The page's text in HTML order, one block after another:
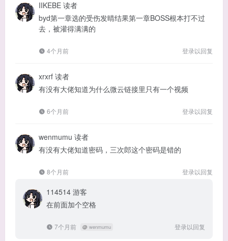
IIKEBE 读者
byd第一章选的受伤发晴结果第一章BOSS根本打不过
去，被灌得满满的
4个月前 登录以回复
xrxrf 读者
有没有大佬知道为什么微云链接里只有一个视频
6个月前 登录以回复
wenmumu 读者
有没有大佬知道密码，三次郎这个密码是错的
8个月前 登录以回复
114514 游客
在前面加个空格
7个月前 @ wenmumu 登录以回复